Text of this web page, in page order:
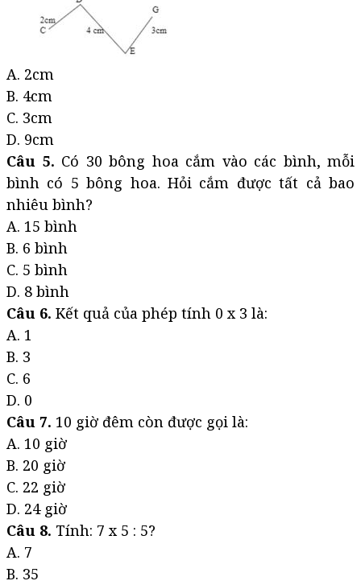
A. 2cm
B. 4cm
C. 3cm
D. 9cm
Câu 5. Có 30 bông hoa cắm vào các bình, mỗi
bình có 5 bông hoa. Hỏi cắm được tất cả bao
nhiêu bình?
A. 15 bình
B. 6 bình
C. 5 bình
D. 8 bình
Câu 6. Kết quả của phép tính 0 x 3 là:
A. 1
B. 3
C. 6
D. 0
Câu 7. 10 giờ đêm còn được gọi là:
A. 10 giờ
B. 20 giờ
C. 22 giờ
D. 24 giờ
Câu 8. Tính: 7 x 5 : 5?
A. 7
B. 35